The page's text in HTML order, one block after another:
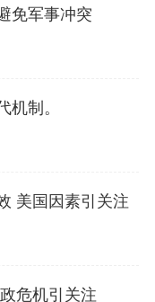
免军事冲突
制。
美国因素引关注
危机引关注